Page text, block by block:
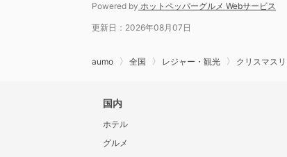
Powered by ホットペッパーグルメ Webサービス
更新日：2026年08月07日
aumo 全国 レジャー・観光 クリスマス
国内
ホテル
グルメ